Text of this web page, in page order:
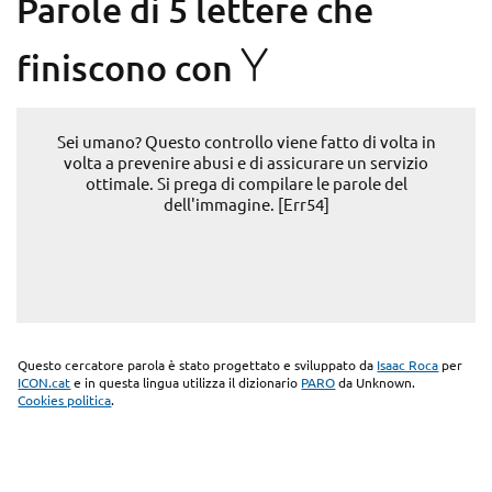
Parole di 5 lettere che
finiscono con Y
Sei umano? Questo controllo viene fatto di volta in
volta a prevenire abusi e di assicurare un servizio
ottimale. Si prega di compilare le parole del
dell'immagine. [Err54]
Questo cercatore parola è stato progettato e sviluppato da Isaac Roca per
ICON.cate in questa lingua utilizza il dizionario PAROda Unknown.
Cookies politica.